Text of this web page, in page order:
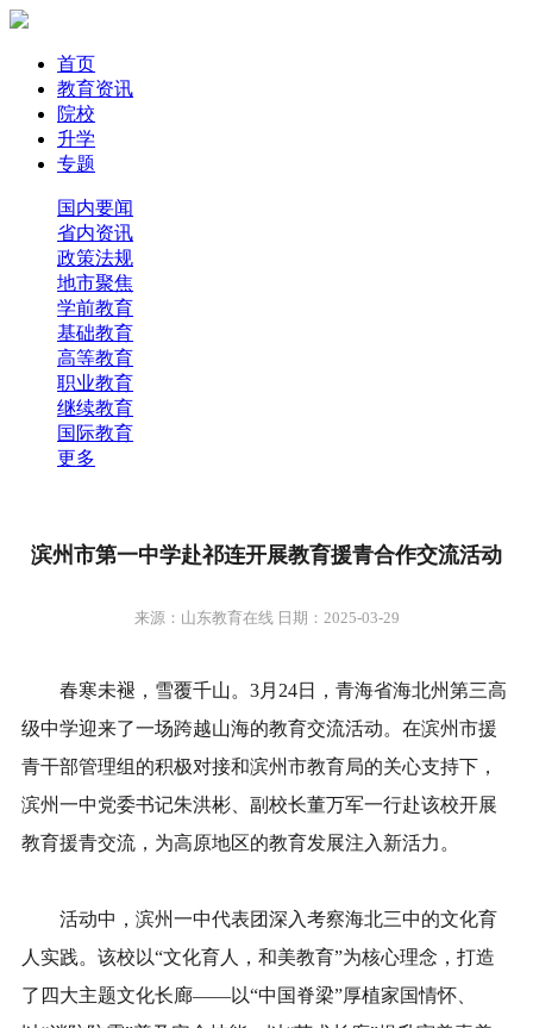
首页
教育资讯
院校
升学
专题
国内要闻
省内资讯
政策法规
地市聚焦
学前教育
基础教育
高等教育
职业教育
继续教育
国际教育
更多
滨州市第一中学赴祁连开展教育援青合作交流活动
来源：山东教育在线 日期：2025-03-29
春寒未褪，雪覆千山。3月24日，青海省海北州第三高
级中学迎来了一场跨越山海的教育交流活动。在滨州市援
青干部管理组的积极对接和滨州市教育局的关心支持下，
滨州一中党委书记朱洪彬、副校长董万军一行赴该校开展
教育援青交流，为高原地区的教育发展注入新活力。
活动中，滨州一中代表团深入考察海北三中的文化育
人实践。该校以“文化育人，和美教育”为核心理念，打造
了四大主题文化长廊——以“中国脊梁”厚植家国情怀、